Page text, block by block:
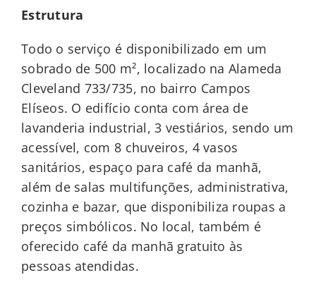
Estrutura
Todo o serviço é disponibilizado em um
sobrado de 500 m², localizado na Alameda
Cleveland 733/735, no bairro Campos
Elíseos. O edifício conta com área de
lavanderia industrial, 3 vestiários, sendo um
acessível, com 8 chuveiros, 4 vasos
sanitários, espaço para café da manhã,
além de salas multifunções, administrativa,
cozinha e bazar, que disponibiliza roupas a
preços simbólicos. No local, também é
oferecido café da manhã gratuito às
pessoas atendidas.